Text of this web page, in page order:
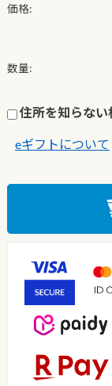
価格:
数量:
住所を知らない
eギフトについて